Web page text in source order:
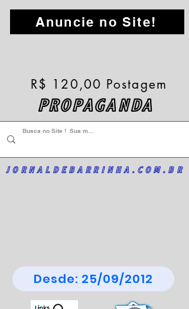
Anuncie no Site!
PROPAGANDA
R$ 120,00 Postagem
JORNALDEBARRINHA.COM.BR
Desde: 25/09/2012